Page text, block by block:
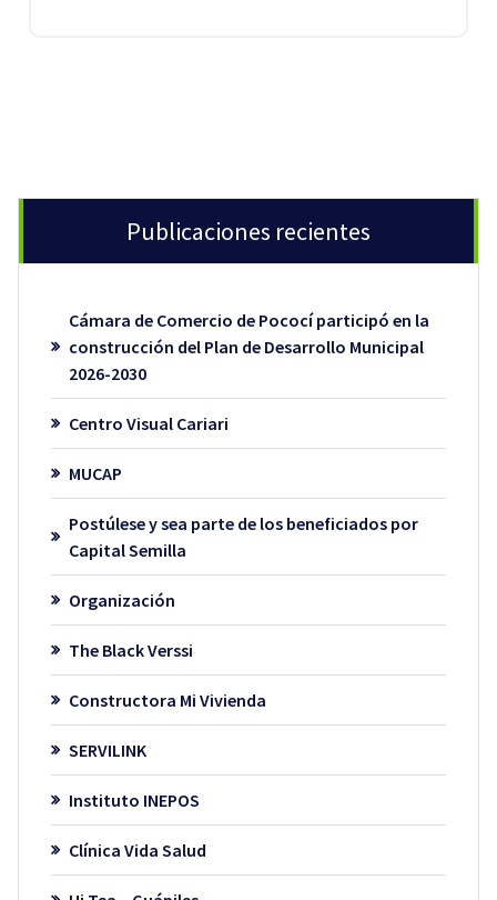
Publicaciones recientes
Cámara de Comercio de Pococí participó en la
construcción del Plan de Desarrollo Municipal
2026-2030
Centro Visual Cariari
MUCAP
Postúlese y sea parte de los beneficiados por
Capital Semilla
Organización
The Black Verssi
Constructora Mi Vivienda
SERVILINK
Instituto INEPOS
Clínica Vida Salud